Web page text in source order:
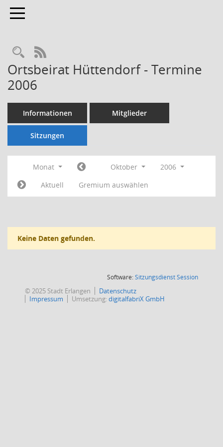
Toggle navigation
Rechercheauswahl
RSS-Feed
Ortsbeirat Hüttendorf - Termine
2006
Informationen Mitglieder
Sitzungen
Monat Oktober
2006
Aktuell
Gremium auswählen
Keine Daten gefunden.
Software:SitzungsdienstSession(Wird in
© 2025 Stadt Erlangen
Datenschutz
Impressum
Umsetzung:digitalfabriX GmbH